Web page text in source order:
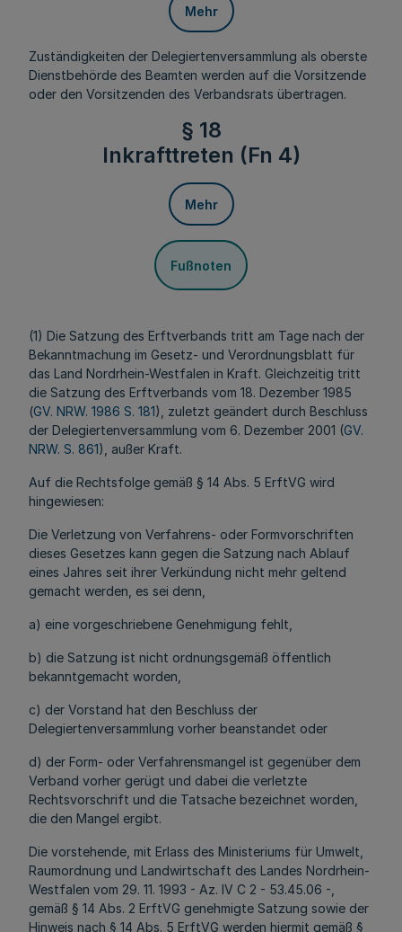
Mehr
Zuständigkeiten der Delegiertenversammlung als oberste
Dienstbehörde des Beamten werden auf die Vorsitzende
oder den Vorsitzenden des Verbandsrats übertragen.
§ 18
Inkrafttreten (Fn 4)
Mehr
Fußnoten
(1) Die Satzung des Erftverbands tritt am Tage nach der
Bekanntmachung im Gesetz- und Verordnungsblatt für
das Land Nordrhein-Westfalen in Kraft. Gleichzeitig tritt
die Satzung des Erftverbands vom 18. Dezember 1985
(GV. NRW. 1986 S. 181), zuletzt geändert durch Beschluss
der Delegiertenversammlung vom 6. Dezember 2001 (GV.
NRW. S. 861), außer Kraft.
Auf die Rechtsfolge gemäß § 14 Abs. 5 ErftVG wird
hingewiesen:
Die Verletzung von Verfahrens- oder Formvorschriften
dieses Gesetzes kann gegen die Satzung nach Ablauf
eines Jahres seit ihrer Verkündung nicht mehr geltend
gemacht werden, es sei denn,
a) eine vorgeschriebene Genehmigung fehlt,
b) die Satzung ist nicht ordnungsgemäß öffentlich
bekanntgemacht worden,
c) der Vorstand hat den Beschluss der
Delegiertenversammlung vorher beanstandet oder
d) der Form- oder Verfahrensmangel ist gegenüber dem
Verband vorher gerügt und dabei die verletzte
Rechtsvorschrift und die Tatsache bezeichnet worden,
die den Mangel ergibt.
Die vorstehende, mit Erlass des Ministeriums für Umwelt,
Raumordnung und Landwirtschaft des Landes Nordrhein-
Westfalen vom 29. 11. 1993 - Az. IV C 2 - 53.45.06 -,
gemäß § 14 Abs. 2 ErftVG genehmigte Satzung sowie der
Hinweis nach § 14 Abs. 5 ErftVG werden hiermit gemäß §